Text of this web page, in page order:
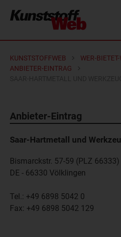
KUNSTSTOFFWEB
WER-
ANBIETER-EINTRAG
Anbieter-Eintrag
Saar-Hartmetall und
Bismarckstr. 57-59 (PLZ 66333)
DE - 66330 Völklingen
Tel.: +49 6898 5042 0
Fax: +49 6898 5042 129